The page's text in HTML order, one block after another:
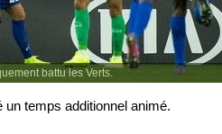
battu les Verts.
un temps additionnel animé.